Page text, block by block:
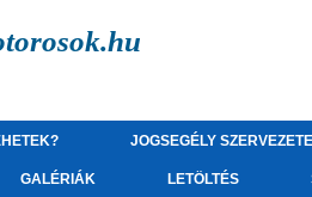
JOGSEGÉLY
GALÉRIÁK LETÖLTÉS